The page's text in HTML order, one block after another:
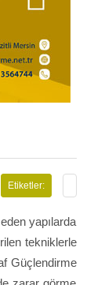
Etiketler:
yapılarda
tekniklerle
Güçlendirme